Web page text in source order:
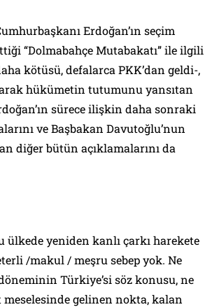
Erdoğan’ın seçim
“Dolmabahçe Mutabakatı” ile ilgili
kötüsü, defalarca PKK’dan geldi-,
hükümetin tutumunu yansıtan
sürece ilişkin daha sonraki
ve Başbakan Davutoğlu’nun
diğer bütün açıklamalarını da
ülkede yeniden kanlı çarkı harekete
/makul / meşru sebep yok. Ne
Türkiye’si söz konusu, ne
meselesinde gelinen nokta, kalan